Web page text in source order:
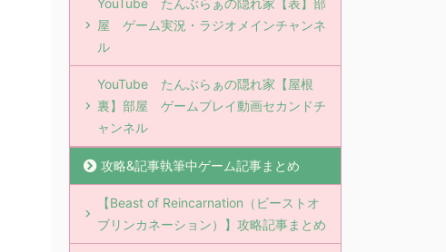
屋 ゲーム実況・ラジオメインチャンネ
ル
YouTube たんぶらぁの隠れ家【屋根
裏】部屋 ゲームプレイ動画セカンドチ
ャンネル
攻略&記事執筆中ゲーム記事まとめ
【Beast of Reincarnation（ビーストオ
ブリンカネーション）】攻略記事まとめ